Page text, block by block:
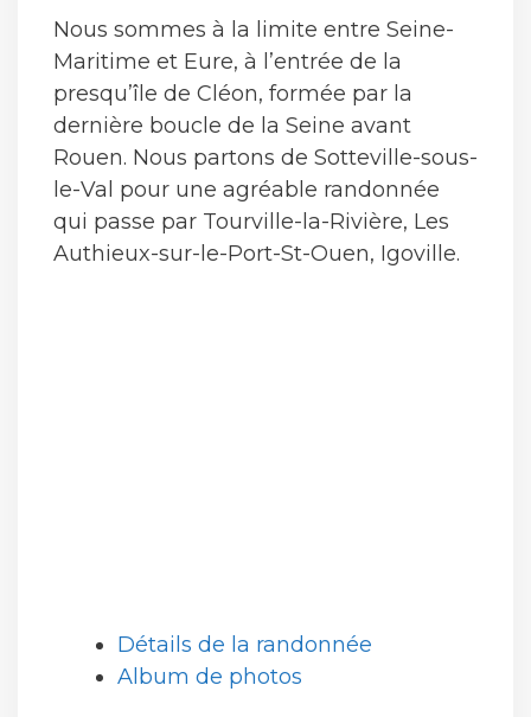
Nous sommes à la limite entre Seine-
Maritime et Eure, à l’entrée de la
presqu’île de Cléon, formée par la
dernière boucle de la Seine avant
Rouen. Nous partons de Sotteville-sous-
le-Val pour une agréable randonnée
qui passe par Tourville-la-Rivière, Les
Authieux-sur-le-Port-St-Ouen, Igoville.
Détails de la randonnée
Album de photos